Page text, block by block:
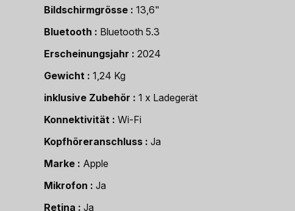
Bildschirmgrösse
13,6"
Bluetooth
Bluetooth 5.3
Erscheinungsjahr
2024
Gewicht
1,24 Kg
inklusive Zubehör
1 x Ladegerät
Konnektivität
Wi-Fi
Kopfhöreranschluss
Ja
Marke
Apple
Mikrofon
Ja
Retina
Ja